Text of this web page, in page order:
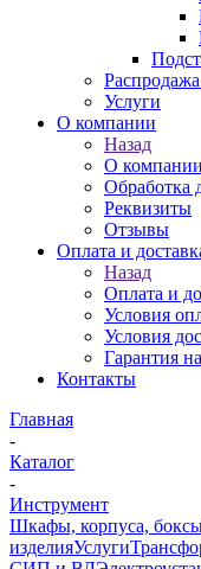
Распродажа
Услуги
О компании
Назад
О компании
Обработка
Реквизиты
Отзывы
Оплата и
Назад
Оплата и
Условия
Условия
Гарантия
Контакты
Главная
-
Каталог
-
Инструмент
Шкафы, корпуса,
изделияУслуги